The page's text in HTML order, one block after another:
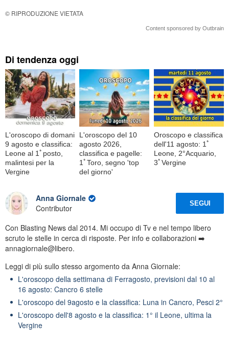
© RIPRODUZIONE VIETATA
Content sponsored by Outbrain
Di tendenza oggi
L'oroscopo di domani
9 agosto e classifica:
Leone al 1ﾟposto,
malintesi per la
Vergine
L'oroscopo del 10
agosto 2026,
classifica e pagelle:
1ﾟToro, segno 'top
del giorno'
Oroscopo e classifica
dell'11 agosto: 1ﾟ
Leone, 2°Acquario,
3ﾟVergine
Anna Giornale
Contributor
SEGUI
Con Blasting News dal 2014. Mi occupo di Tv e nel tempo libero
scruto le stelle in cerca di risposte. Per info e collaborazioni ➡️
annagiornale@libero.
Leggi di più sullo stesso argomento da Anna Giornale:
L'oroscopo della settimana di Ferragosto, previsioni dal 10 al
16 agosto: Cancro 6 stelle
L'oroscopo del 9agosto e la classifica: Luna in Cancro, Pesci 2°
L'oroscopo dell'8 agosto e la classifica: 1° il Leone, ultima la
Vergine